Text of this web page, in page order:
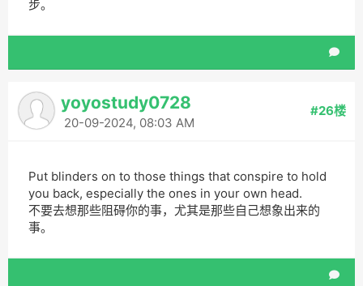
步。
yoyostudy0728
20-09-2024, 08:03 AM
#26楼
Put blinders on to those things that conspire to hold
you back, especially the ones in your own head.
不要去想那些阻碍你的事，尤其是那些自己想象出来的
事。